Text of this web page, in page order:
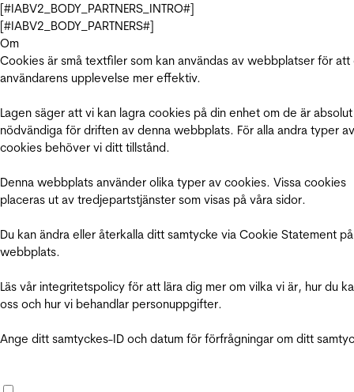
[#IABV2_BODY_PARTNERS_INTRO#]
[#IABV2_BODY_PARTNERS#]
Om
Cookies är små textfiler som kan användas av webbplatser för att
användarens upplevelse mer effektiv.
Lagen säger att vi kan lagra cookies på din enhet om de är absolut
nödvändiga för driften av denna webbplats. För alla andra typer av
cookies behöver vi ditt tillstånd.
Denna webbplats använder olika typer av cookies. Vissa cookies
placeras ut av tredjepartstjänster som visas på våra sidor.
Du kan ändra eller återkalla ditt samtycke via Cookie Statement
webbplats.
Läs vår integritetspolicy för att lära dig mer om vilka vi är, hur du
oss och hur vi behandlar personuppgifter.
Ange ditt samtyckes-ID och datum för förfrågningar om ditt